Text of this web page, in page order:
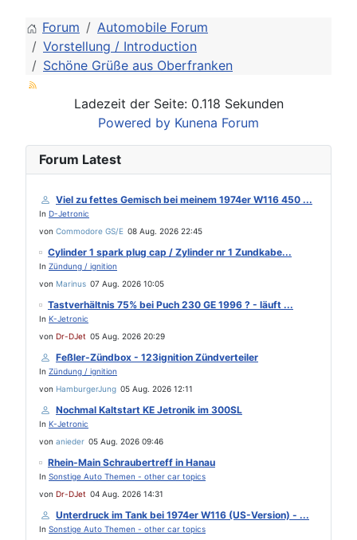
Forum
Automobile Forum
Vorstellung / Introduction
Schöne Grüße aus Oberfranken
Ladezeit der Seite: 0.118 Sekunden
Powered by Kunena Forum
Forum Latest
Viel zu fettes Gemisch bei meinem 1974er W116 450 ...
In D-Jetronic
von Commodore GS/E 08 Aug. 2026 22:45
Cylinder 1 spark plug cap / Zylinder nr 1 Zundkabe...
In Zündung / ignition
von Marinus 07 Aug. 2026 10:05
Tastverhältnis 75% bei Puch 230 GE 1996 ? - läuft ...
In K-Jetronic
von Dr-DJet 05 Aug. 2026 20:29
Feßler-Zündbox - 123ignition Zündverteiler
In Zündung / ignition
von HamburgerJung 05 Aug. 2026 12:11
Nochmal Kaltstart KE Jetronik im 300SL
In K-Jetronic
von anieder 05 Aug. 2026 09:46
Rhein-Main Schraubertreff in Hanau
In Sonstige Auto Themen - other car topics
von Dr-DJet 04 Aug. 2026 14:31
Unterdruck im Tank bei 1974er W116 (US-Version) - ...
In Sonstige Auto Themen - other car topics